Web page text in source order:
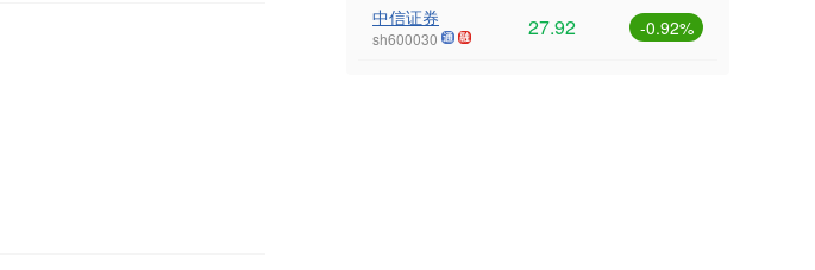
中信证券
sh600030 27.92 -0.92%